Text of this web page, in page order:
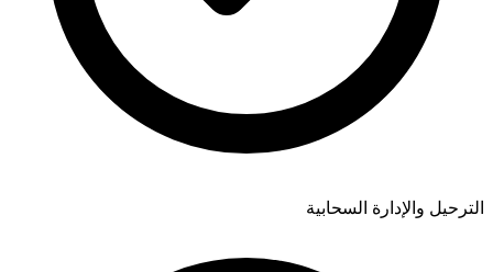
الترحيل والإدارة السحابية